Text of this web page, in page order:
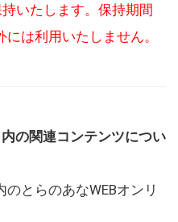
いたします。保持期間
は利用いたしません。
の関連コンテンツについ
とらのあなWEBオンリ